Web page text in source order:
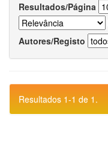
Resultados/Página
Autores/Registo
Resultados 1-1 de 1.